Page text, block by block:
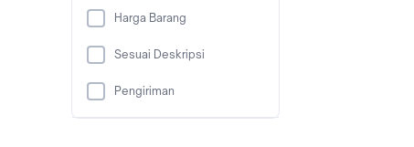
Harga Barang
Sesuai Deskripsi
Pengiriman